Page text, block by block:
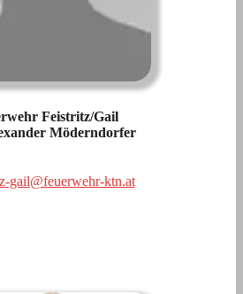
Feistritz/Gail
Möderndorfer
gail@feuerwehr-ktn.at